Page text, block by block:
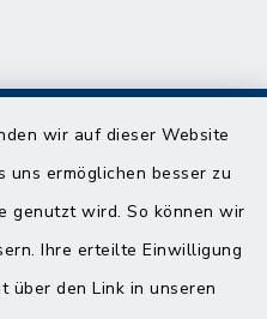
wir auf dieser Website
uns ermöglichen besser zu
genutzt wird. So können wir
Ihre erteilte Einwilligung
über den Link in unseren